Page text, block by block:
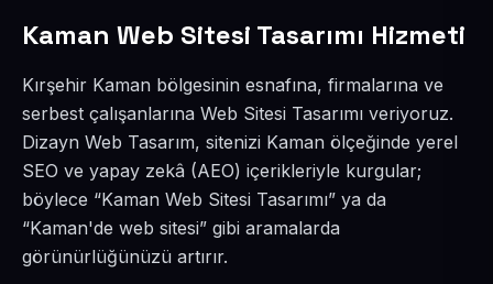
Kaman Web Sitesi Tasarımı Hizmeti
Kırşehir Kaman bölgesinin esnafına, firmalarına ve
serbest çalışanlarına Web Sitesi Tasarımı veriyoruz.
Dizayn Web Tasarım, sitenizi Kaman ölçeğinde yerel
SEO ve yapay zekâ (AEO) içerikleriyle kurgular;
böylece “Kaman Web Sitesi Tasarımı” ya da
“Kaman'de web sitesi” gibi aramalarda
görünürlüğünüzü artırır.